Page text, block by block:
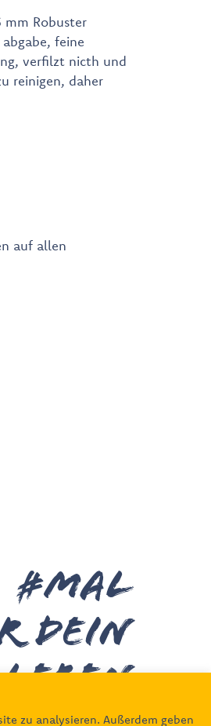
mm Robuster
feine
verfilzt nicth und
reinigen, daher
auf allen
#MAL
deiN
leben
zu analysieren. Außerdem geben